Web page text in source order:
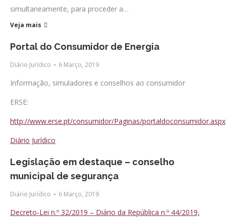
simultaneamente, para proceder a…
Veja mais
Portal do Consumidor de Energia
Diário Jurídico 6 Março, 2019
Informação, simuladores e conselhos ao consumidor
ERSE:
http://www.erse.pt/consumidor/Paginas/portaldoconsumidor.aspx
Diário Jurídico
Legislação em destaque – conselho
municipal de segurança
Diário Jurídico 6 Março, 2019
Decreto-Lei n.º 32/2019 – Diário da República n.º 44/2019,